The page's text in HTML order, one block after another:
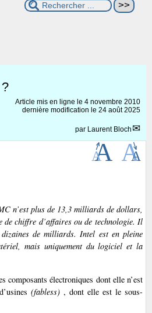
Article mis en ligne le 4 novembre 2010
dernière modification le 24 août 2025
par Laurent Bloch
n’est plus de 13,3 milliards de dollars,
de chiffre d’affaires ou de technologie. Il
de milliards. Intel est en pleine
mais uniquement du logiciel et la
composants électroniques dont elle n’est
(fabless) , dont elle est le sous-